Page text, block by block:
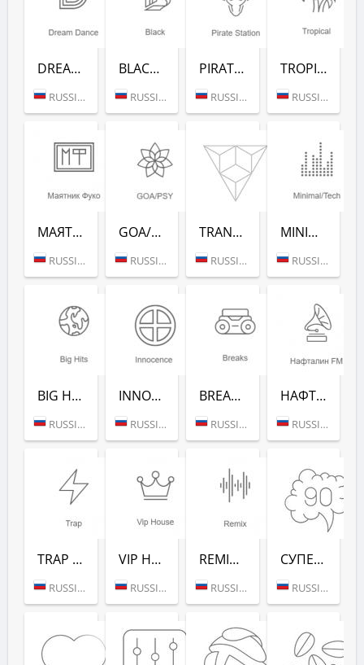
DREAM DANCE (РАДИО РЕКОРД)
RUSSIA (MOSCOW)
BLACK RAP (РАДИО РЕКОРД)
RUSSIA (MOSCOW)
PIRATE STATION (РАДИО РЕКОРД)
RUSSIA (MOSCOW)
TROPICAL (РАДИО РЕКОРД)
RUSSIA (MOSCOW)
МАЯТНИК ФУКО (РАДИО РЕКОРД)
RUSSIA (MOSCOW)
GOA/PSY (РАДИО РЕКОРД)
RUSSIA (MOSCOW)
TRANCE CLASSICS (РАДИО РЕКОРД)
RUSSIA (MOSCOW)
MINIMAL/TECH (РАДИО РЕКОРД)
RUSSIA (MOSCOW)
BIG HITS (РАДИО РЕКОРД)
RUSSIA (MOSCOW)
INNOCENCE (РАДИО РЕКОРД)
RUSSIA (MOSCOW)
BREAKS (РАДИО РЕКОРД)
RUSSIA (MOSCOW)
НАФТАЛИН FM (РАДИО РЕКОРД)
RUSSIA (MOSCOW)
TRAP (РАДИО РЕКОРД)
RUSSIA (MOSCOW)
VIP HOUSE (РАДИО РЕКОРД)
RUSSIA (MOSCOW)
REMIX (РАДИО РЕКОРД)
RUSSIA (MOSCOW)
СУПЕРДИСКОТЕКА 90-Х (РАДИО РЕКОРД)
RUSSIA (MOSCOW)